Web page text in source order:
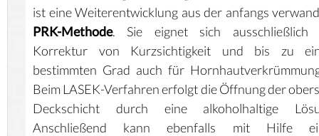
ist eine Weiterentwicklung aus der anfangs
PRK-Methode. Sie eignet sich ausschließlich
Korrektur von Kurzsichtigkeit und bis zu
bestimmten Grad auch für
Beim LASEK-Verfahren erfolgt die Öffnung der
Deckschicht durch eine alkoholhaltige
Anschließend kann ebenfalls mit Hilfe